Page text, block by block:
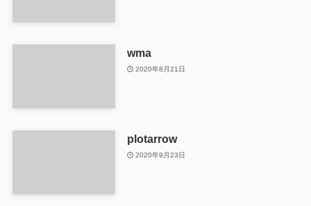
wma
2020年8月21日
plotarrow
2020年9月23日